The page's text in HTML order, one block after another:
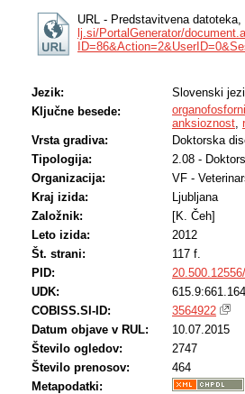
URL - Predstavitvena
lj.si/PortalGenerator/
Jezik:
Slovenski
Ključne besede:
anksioznost,
Vrsta gradiva:
Doktorska
Tipologija:
2.08 -
Organizacija:
VF -
Kraj izida:
Ljubljana
Založnik:
[K. Čeh]
Leto izida:
2012
Št. strani:
117 f.
PID:
UDK:
COBISS.SI-ID:
3564922
Datum objave v RUL:
10.07.2015
Število ogledov:
2747
Število prenosov:
464
Metapodatki: